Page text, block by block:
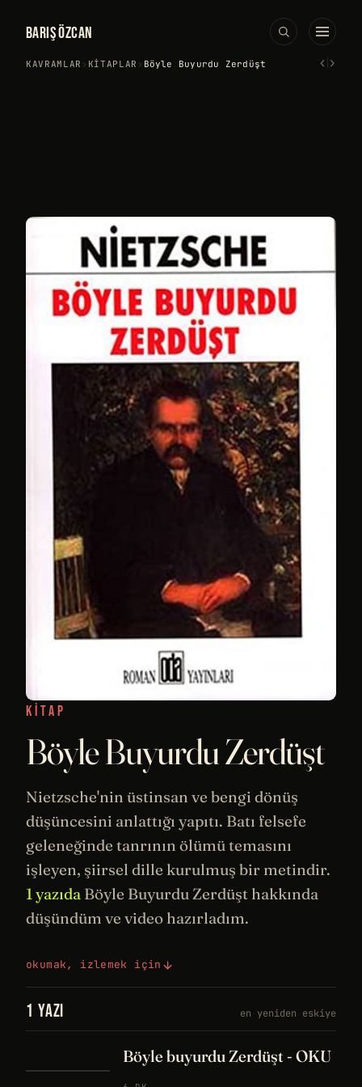
BARIŞ ÖZCAN
KAVRAMLAR › KITAPLAR › Böyle Buyurdu Zerdüşt ‹›
KITAP
Böyle Buyurdu Zerdüşt
Nietzsche'nin üstinsan ve bengi dönüş
düşüncesini anlattığı yapıtı. Batı felsefe
geleneğinde tanrının ölümü temasını
işleyen, şiirsel dille kurulmuş bir metindir.
1 yazıda Böyle Buyurdu Zerdüşt hakkında
düşündüm ve video hazırladım.
okumak, izlemek için
1 YAZI en yeniden eskiye
Böyle buyurdu Zerdüşt - OKU